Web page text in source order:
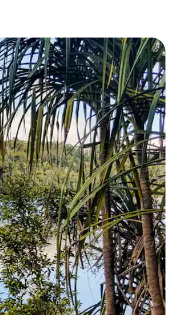
hacia arriba y hacia abajo, o bien tocando